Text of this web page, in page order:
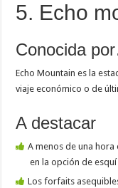
5. Echo
Conocida
Echo Mountain es la
viaje económico o de
A destacar
A menos de una
en la opción de
Los forfaits